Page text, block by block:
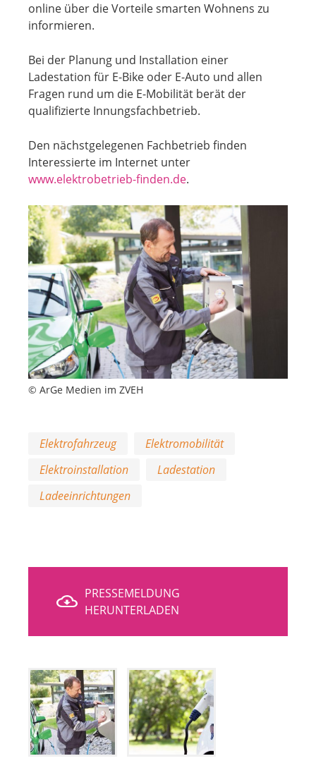
online über die Vorteile smarten Wohnens zu
informieren.
Bei der Planung und Installation einer
Ladestation für E-Bike oder E-Auto und allen
Fragen rund um die E-Mobilität berät der
qualifizierte Innungsfachbetrieb.
Den nächstgelegenen Fachbetrieb finden
Interessierte im Internet unter
www.elektrobetrieb-finden.de.
© ArGe Medien im ZVEH
Elektrofahrzeug
Elektromobilität
Elektroinstallation
Ladestation
Ladeeinrichtungen
PRESSEMELDUNG
HERUNTERLADEN